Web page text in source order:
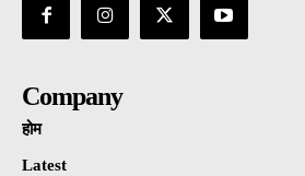
Company
होम
Latest